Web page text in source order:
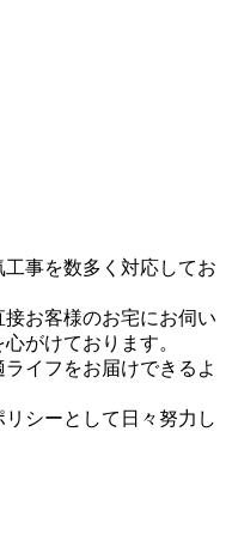
事を数多く対応してお
お客様のお宅にお伺い
がけております。
イフをお届けできるよ
シーとして日々努力し